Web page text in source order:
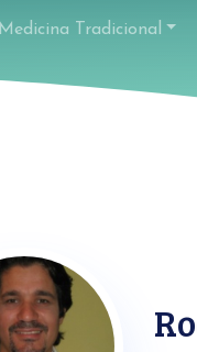
Medicina Tradicional